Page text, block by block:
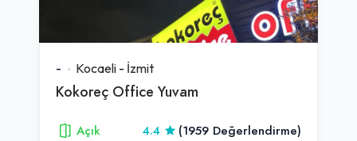
- Kocaeli - İzmit
Kokoreç Office Yuvam
Açık 4.4 (1959 Değerlendirme)